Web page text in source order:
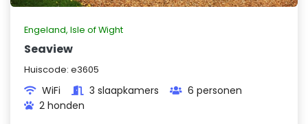
Engeland, Isle of Wight
Seaview
Huiscode: e3605
WiFi 3 slaapkamers
6 personen
2 honden